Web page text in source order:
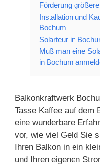
Förderung
Installation und
Bochum
Solarteur in
Muß man eine
in Bochum
Balkonkraftwerk
Tasse Kaffee auf dem
eine wunderbare
vor, wie viel Geld Sie
Ihren Balkon in ein
und Ihren eigenen